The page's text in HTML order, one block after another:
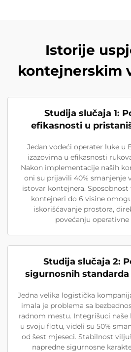
Istorije
kontejnerskim
Studija slučaja 1:
efikasnosti u
Jedan vodeći operater luke u
izazovima u efikasnosti
Nakon implementacije naših
oni su prijavili 40% smanjenje
istovar kontejnera. Sposobnost
kontejneri do 6 visine
iskorišćavanje prostora,
povećanju
Studija slučaja 2:
sigurnosnih
Jedna velika logistička
imala je problema sa
radnom mestu. Integrišuci
u svoju flotu, videli su 50%
od šest mjeseci. Stabilnost
napredne sigurnosne